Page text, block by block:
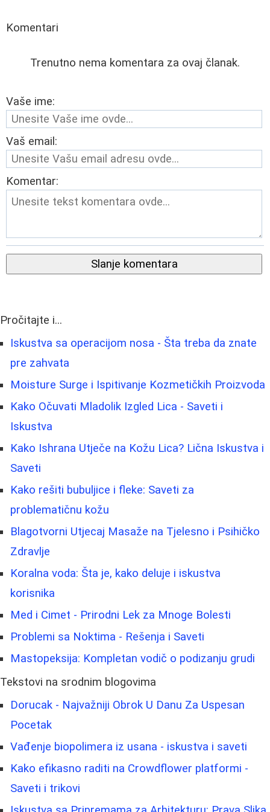
Komentari
Trenutno nema komentara za ovaj članak.
Vaše ime:
Vaš email:
Komentar:
Slanje komentara
Pročitajte i...
Iskustva sa operacijom nosa - Šta treba da znate
pre zahvata
Moisture Surge i Ispitivanje Kozmetičkih Proizvoda
Kako Očuvati Mladolik Izgled Lica - Saveti i
Iskustva
Kako Ishrana Utječe na Kožu Lica? Lična Iskustva i
Saveti
Kako rešiti bubuljice i fleke: Saveti za
problematičnu kožu
Blagotvorni Utjecaj Masaže na Tjelesno i Psihičko
Zdravlje
Koralna voda: Šta je, kako deluje i iskustva
korisnika
Med i Cimet - Prirodni Lek za Mnoge Bolesti
Problemi sa Noktima - Rešenja i Saveti
Mastopeksija: Kompletan vodič o podizanju grudi
Tekstovi na srodnim blogovima
Dorucak - Najvažniji Obrok U Danu Za Uspesan
Pocetak
Vađenje biopolimera iz usana - iskustva i saveti
Kako efikasno raditi na Crowdflower platformi -
Saveti i trikovi